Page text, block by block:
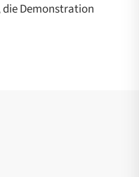
die Demonstration